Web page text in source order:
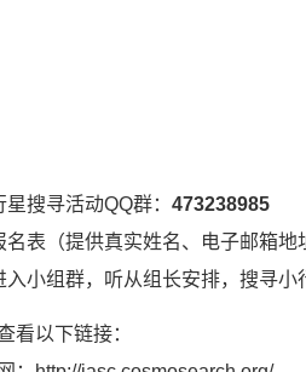
搜寻活动QQ群： 473238985
表（提供真实姓名、电子邮箱地
小组群，听从组长安排，搜寻小
看以下链接：